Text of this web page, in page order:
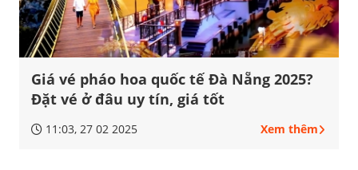
Giá vé pháo hoa quốc tế Đà Nẵng 2025?
Đặt vé ở đâu uy tín, giá tốt
11:03, 27 02 2025 Xem thêm